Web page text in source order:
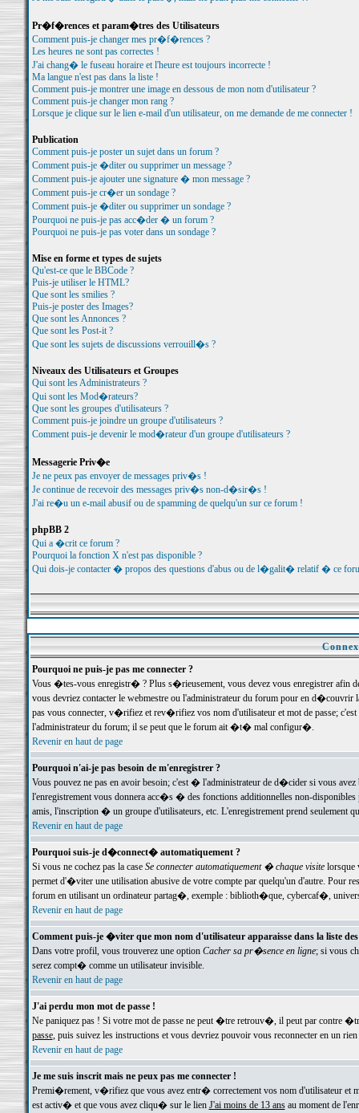
Pr�f�rences et param�tres des Utilisateurs
Comment puis-je changer mes pr�f�rences ?
Les heures ne sont pas correctes !
J'ai chang� le fuseau horaire et l'heure est toujours incorrecte !
Ma langue n'est pas dans la liste !
Comment puis-je montrer une image en dessous de mon nom d'utilisateur ?
Comment puis-je changer mon rang ?
Lorsque je clique sur le lien e-mail d'un utilisateur, on me demande de me connecter !
Publication
Comment puis-je poster un sujet dans un forum ?
Comment puis-je �diter ou supprimer un message ?
Comment puis-je ajouter une signature � mon message ?
Comment puis-je cr�er un sondage ?
Comment puis-je �diter ou supprimer un sondage ?
Pourquoi ne puis-je pas acc�der � un forum ?
Pourquoi ne puis-je pas voter dans un sondage ?
Mise en forme et types de sujets
Qu'est-ce que le BBCode ?
Puis-je utiliser le HTML?
Que sont les smilies ?
Puis-je poster des Images?
Que sont les Annonces ?
Que sont les Post-it ?
Que sont les sujets de discussions verrouill�s ?
Niveaux des Utilisateurs et Groupes
Qui sont les Administrateurs ?
Qui sont les Mod�rateurs?
Que sont les groupes d'utilisateurs ?
Comment puis-je joindre un groupe d'utilisateurs ?
Comment puis-je devenir le mod�rateur d'un groupe d'utilisateurs ?
Messagerie Priv�e
Je ne peux pas envoyer de messages priv�s !
Je continue de recevoir des messages priv�s non-d�sir�s !
J'ai re�u un e-mail abusif ou de spamming de quelqu'un sur ce forum !
phpBB 2
Qui a �crit ce forum ?
Pourquoi la fonction X n'est pas disponible ?
Qui dois-je contacter � propos des questions d'abus ou de l�galit� relatif � ce
Pourquoi ne puis-je pas me connecter ?
Vous �tes-vous enregistr� ? Plus s�rieusement, vous devez vous enregistrer
vous devriez contacter le webmestre ou l'administrateur du forum pour en
pas vous connecter, v�rifiez et rev�rifiez vos nom d'utilisateur et mot de passe;
l'administrateur du forum; il se peut que le forum ait �t� mal configur�.
Revenir en haut de page
Pourquoi n'ai-je pas besoin de m'enregistrer ?
Vous pouvez ne pas en avoir besoin; c'est � l'administrateur de d�cider si vous
l'enregistrement vous donnera acc�s � des fonctions additionnelles non-
amis, l'inscription � un groupe d'utilisateurs, etc. L'enregistrement prend seulement
Revenir en haut de page
Pourquoi suis-je d�connect� automatiquement ?
Si vous ne cochez pas la case Se connecter automatiquement � chaque visitelorsque
permet d'�viter une utilisation abusive de votre compte par quelqu'un d'autre. Pour
forum en utilisant un ordinateur partag�, exemple : biblioth�que, cybercaf�,
Revenir en haut de page
Comment puis-je �viter que mon nom d'utilisateur apparaisse dans la liste
Dans votre profil, vous trouverez une option Cacher sa pr�sence en ligne; si vous
serez compt� comme un utilisateur invisible.
Revenir en haut de page
J'ai perdu mon mot de passe !
Ne paniquez pas ! Si votre mot de passe ne peut �tre retrouv�, il peut par contre
passe, puis suivez les instructions et vous devriez pouvoir vous reconnecter en un rien
Revenir en haut de page
Je me suis inscrit mais ne peux pas me connecter !
Premi�rement, v�rifiez que vous avez entr� correctement vos nom d'utilisateur
est activ� et que vous avez cliqu� sur le lien J'ai moins de 13 ansau moment de